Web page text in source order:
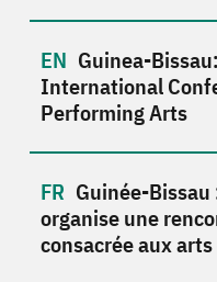
Guinea-
International
Performing Arts
Guinée-Bissau
organise une
consacrée aux